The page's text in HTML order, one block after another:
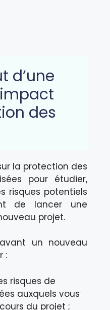
d’une
des
la protection des
pour étudier,
risques potentiels
de lancer une
projet.
un nouveau
:
risques de
auxquels vous
du projet ;